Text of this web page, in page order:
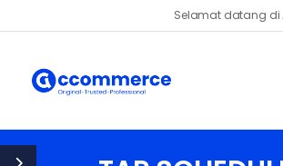
Selamat datang di